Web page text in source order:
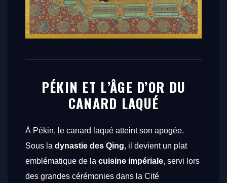
PÉKIN ET L’ÂGE D’OR DU
CANARD LAQUÉ
À Pékin, le canard laqué atteint son apogée.
Sous la dynastie des Qing, il devient un plat
emblématique de la cuisine impériale, servi lors
des grandes cérémonies dans la Cité